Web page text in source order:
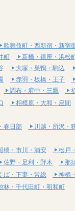
歌舞伎町・西新宿・新宿
町 新橋・銀座・浜松
大塚・巣鴨・駒込
赤羽・板橋・王子
調布・府中・三鷹
相模原・大和・座間
春日部 川越・所沢・
橋・市川・浦安 松戸
佐野・足利・野木
那
ば・下妻・常総 神栖
林・千代田町・明和町